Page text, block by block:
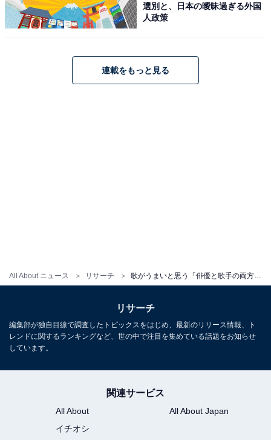
All About ニュース リサーチ
選別と、日本の曖昧過ぎる外国
人政策
連載をもっと見る
リサーチ
編集部が独自目線で調査したトピックスをはじめ、最新のリリース情報、ト
レンドに関するランキングなど、世の中で注目を集めている話題をお知らせ
しています。
関連サービス
All About
All About Japan
イチオシ